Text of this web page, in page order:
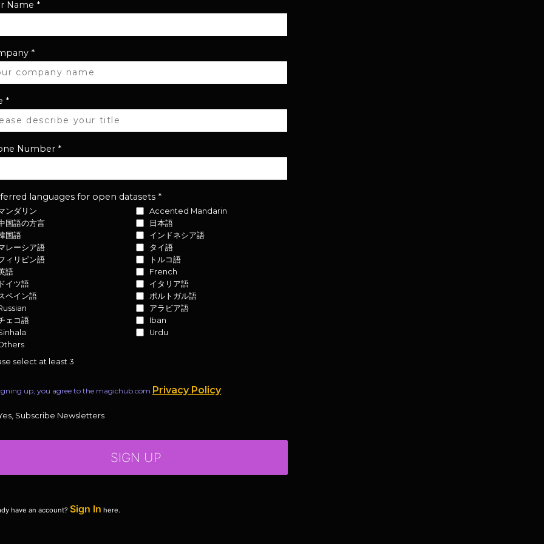
Name *
*
*
Number *
languages for open datasets *
ンダリン
Accented Mandarin
国語の方言
日本語
国語
インドネシア語
レーシア語
タイ語
ィリピン語
トルコ語
語
French
ドイツ語
イタリア語
ペイン語
ポルトガル語
アラビア語
ェコ語
Iban
Urdu
select at least 3
up, you agree to the magichub.com Privacy Policy.
Subscribe Newsletters
SIGN UP
have an account? Sign In here.